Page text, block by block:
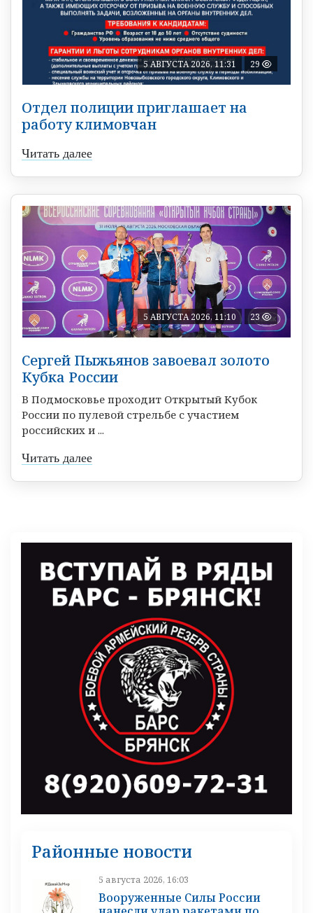
5 АВГУСТА 2026, 11:31 29
Отдел полиции приглашает на
работу климовчан
Читать далее
5 АВГУСТА 2026, 11:10 23
Сергей Пыжьянов завоевал золото
Кубка России
В Подмосковье проходит Открытый Кубок
России по пулевой стрельбе с участием
российских и ...
Читать далее
Районные новости
5 августа 2026, 16:03
Вооруженные Силы России